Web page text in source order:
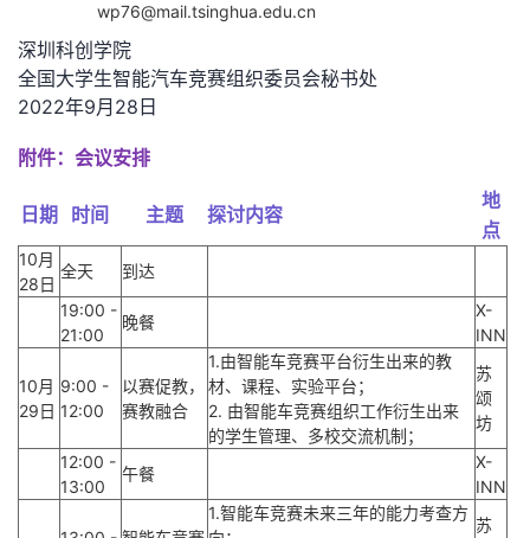
wp76@mail.tsinghua.edu.cn
深圳科创学院
全国大学生智能汽车竞赛组织委员会秘书处
2022年9月28日
附件：会议安排
日期 时间 主题 探讨内容
地
点
10月
28日
全天
到达
19:00 -
21:00
晚餐
X-
INN
10月
29日
9:00 -
12:00
以赛促教，
赛教融合
1.由智能车竞赛平台衍生出来的教
材、课程、实验平台；
2. 由智能车竞赛组织工作衍生出来
的学生管理、多校交流机制；
苏
颂
坊
12:00 -
13:00
午餐
X-
INN
1.智能车竞赛未来三年的能力考查方
苏